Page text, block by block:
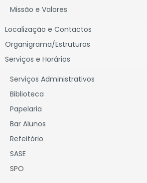
Missão e Valores
Localização e Contactos
Organigrama/Estruturas
Serviços e Horários
Serviços Administrativos
Biblioteca
Papelaria
Bar Alunos
Refeitório
SASE
SPO